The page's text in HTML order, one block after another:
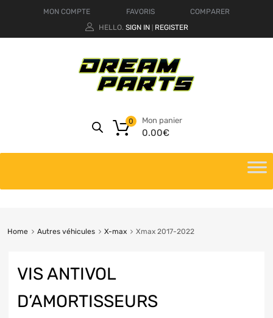
MON COMPTE FAVORIS
COMPARER
HELLO. SIGN IN REGISTER
Mon panier
0.00€
0
Home Autres véhicules X-max Xmax 2017-2022
VIS ANTIVOL
D’AMORTISSEURS